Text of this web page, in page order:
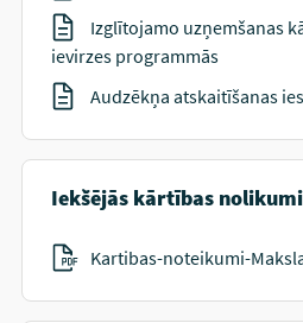
Izglītojamo uzņemšanas
ievirzes programmās
Audzēkņa atskaitīšanas
Iekšējās kārtības nolikumi
Kartibas-noteikumi-